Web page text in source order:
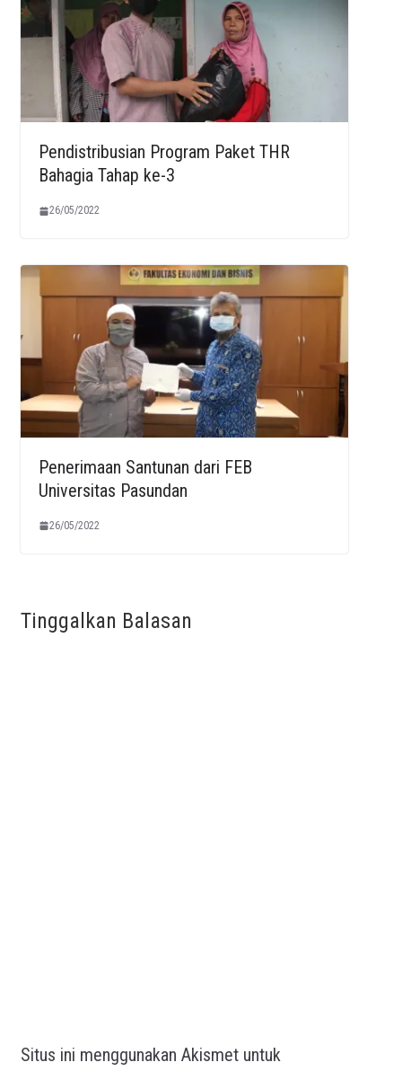
Pendistribusian Program Paket THR
Bahagia Tahap ke-3
26/05/2022
Penerimaan Santunan dari FEB
Universitas Pasundan
26/05/2022
Tinggalkan Balasan
Situs ini menggunakan Akismet untuk